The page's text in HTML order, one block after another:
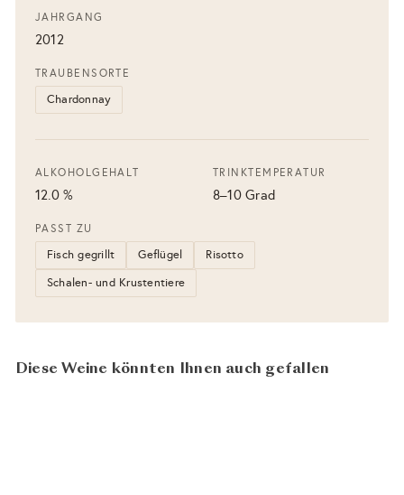
JAHRGANG
2012
TRAUBENSORTE
Chardonnay
ALKOHOLGEHALT
12.0 %
TRINKTEMPERATUR
8–10 Grad
PASST ZU
Fisch gegrillt Geflügel
Risotto
Schalen- und Krustentiere
Diese Weine könnten Ihnen auch gefallen